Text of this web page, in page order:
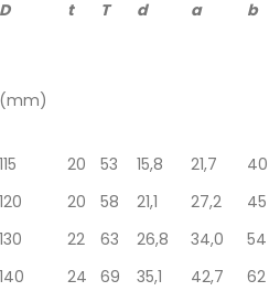
D t T d a b
(mm)
115 20 53 15,8 21,7
40
120 20 58 21,1 27,2
45
130 22 63 26,8 34,0
54
140 24 69 35,1 42,7
62